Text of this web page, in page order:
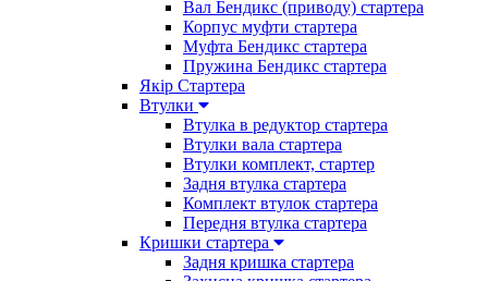
Вал Бендикс (приводу) стартера
Корпус муфти стартера
Муфта Бендикс стартера
Пружина Бендикс стартера
Якір Стартера
Втулки
Втулка в редуктор стартера
Втулки вала стартера
Втулки комплект, стартер
Задня втулка стартера
Комплект втулок стартера
Передня втулка стартера
Кришки стартера
Задня кришка стартера